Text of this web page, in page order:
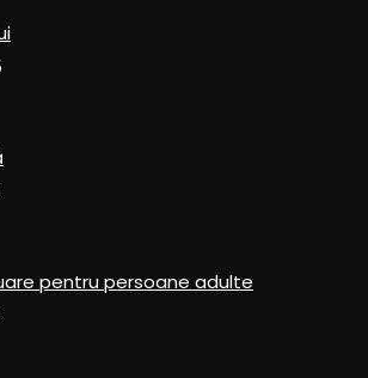
pentru persoane adulte